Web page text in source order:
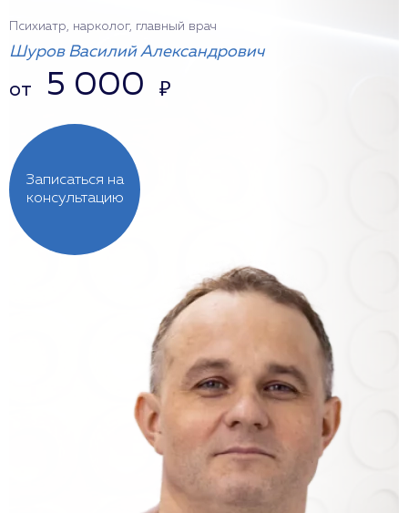
Записаться на
консультацию
Психиатр, нарколог, главный врач
Шуров Василий Александрович
от 5 000 ₽